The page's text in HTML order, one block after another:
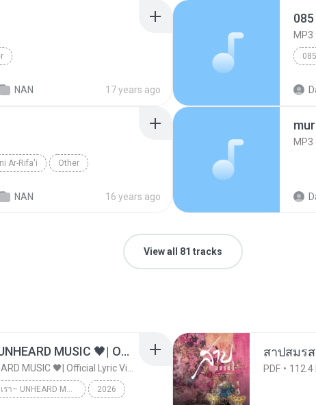
NAN 17 years ago
MP3
Ar-Rifa'i Other
NAN 16 years ago
MP3
View all 81 tracks
ไม่มีใครรู้ตัวเรา– UNHEARD MUSIC 🖤| Official Lyric Video | เพลงสู้ชีวิต
ไม่มีใครรู้ตัวเรา– UNHEARD MUSIC 🖤| Official Lyric Video | เพลงสู้ชีวิต 2026
สาปสมร
PDF 112.4